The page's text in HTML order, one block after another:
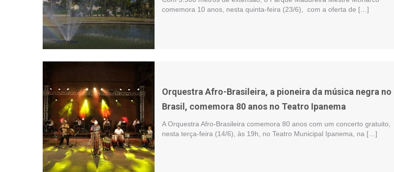
comemora 10 anos, nesta quinta-feira (23/6), com a oferta de […]
Orquestra Afro-Brasileira, a pioneira da música negra no
Brasil, comemora 80 anos no Teatro Ipanema
A Orquestra Afro-Brasileira comemora 80 anos com um concerto gratuito,
nesta terça-feira (14/6), às 19h, no Teatro Municipal Ipanema, na […]